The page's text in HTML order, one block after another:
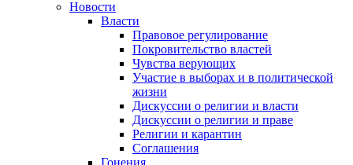
Новости
Власти
Правовое регулирование
Покровительство властей
Чувства верующих
Участие в выборах и в политической
жизни
Дискуссии о религии и власти
Дискуссии о религии и праве
Религии и карантин
Соглашения
Гонения